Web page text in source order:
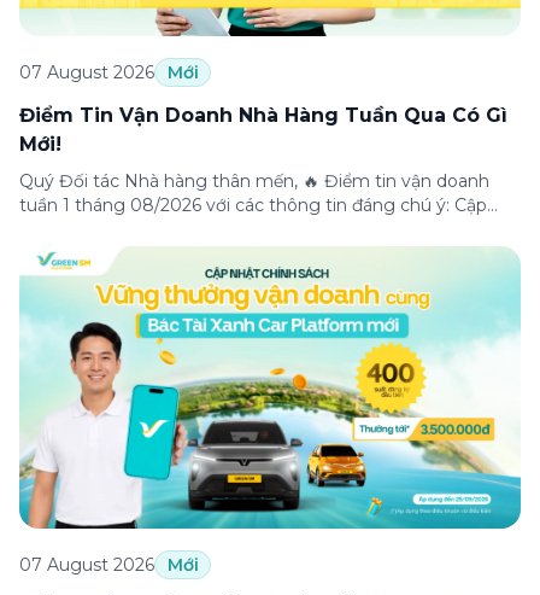
07 August 2026 Mới
Điểm Tin Vận Doanh Nhà Hàng Tuần Qua Có Gì
Mới!
Quý Đối tác Nhà hàng thân mến, 🔥 Điểm tin vận doanh
tuần 1 tháng 08/2026 với các thông tin đáng chú ý: Cập
Merchant, lưu ý khi vận doanh mùa mưa, tổng hợp các
thông tin khuyến mại hấp dẫn đang diễn ra. Hãy […]
07 August 2026 Mới